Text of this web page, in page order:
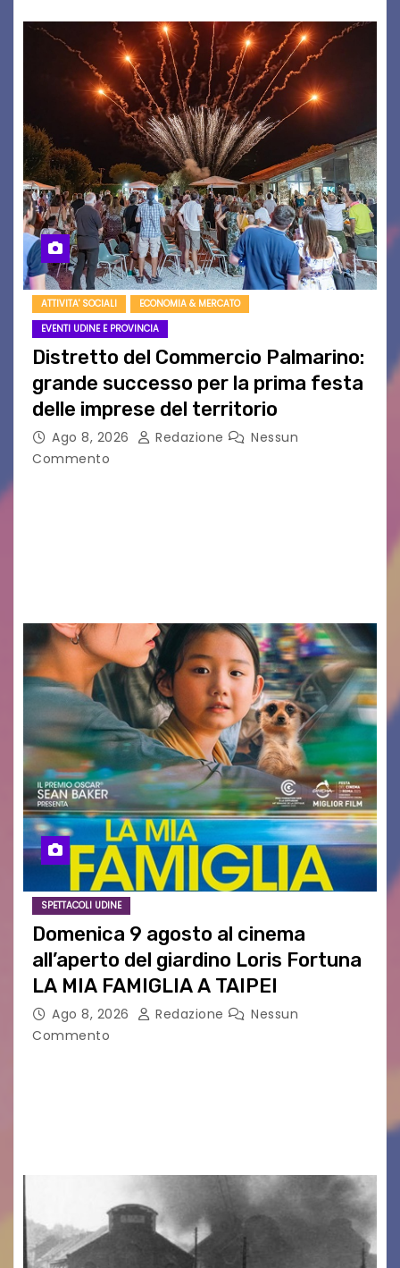
ATTIVITA' SOCIALI
ECONOMIA & MERCATO
EVENTI UDINE E PROVINCIA
Distretto del Commercio Palmarino:
grande successo per la prima festa
delle imprese del territorio
Ago 8, 2026 Redazione
Nessun
Commento
SPETTACOLI UDINE
Domenica 9 agosto al cinema
all’aperto del giardino Loris Fortuna
LA MIA FAMIGLIA A TAIPEI
Ago 8, 2026 Redazione
Nessun
Commento